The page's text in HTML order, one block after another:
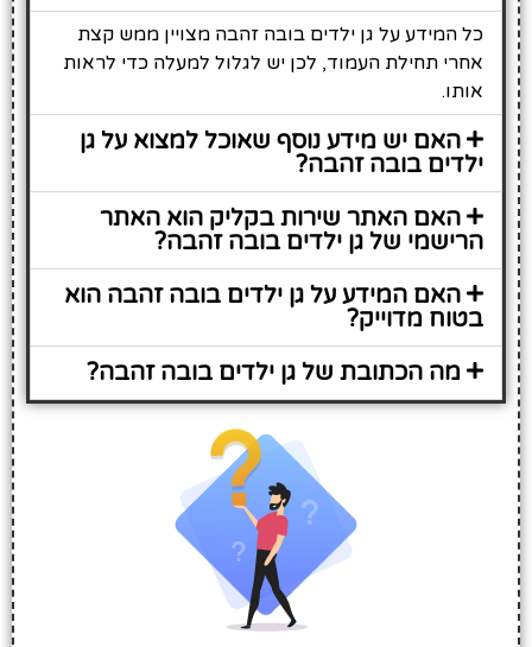
כל המידע על גן ילדים בובה זהבה מצויין ממש קצת
אחרי תחילת העמוד, לכן יש לגלול למעלה כדי לראות
אותו.
האם יש מידע נוסף שאוכל למצוא על גן
ילדים בובה זהבה?
האם האתר שירות בקליק הוא האתר
הרישמי של גן ילדים בובה זהבה?
האם המידע על גן ילדים בובה זהבה הוא
בטוח מדוייק?
מה הכתובת של גן ילדים בובה זהבה?